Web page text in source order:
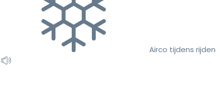
Airco tijdens rijden